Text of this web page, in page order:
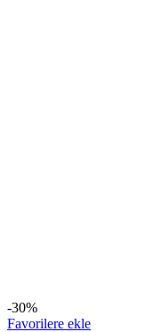
-30%
Favorilere ekle